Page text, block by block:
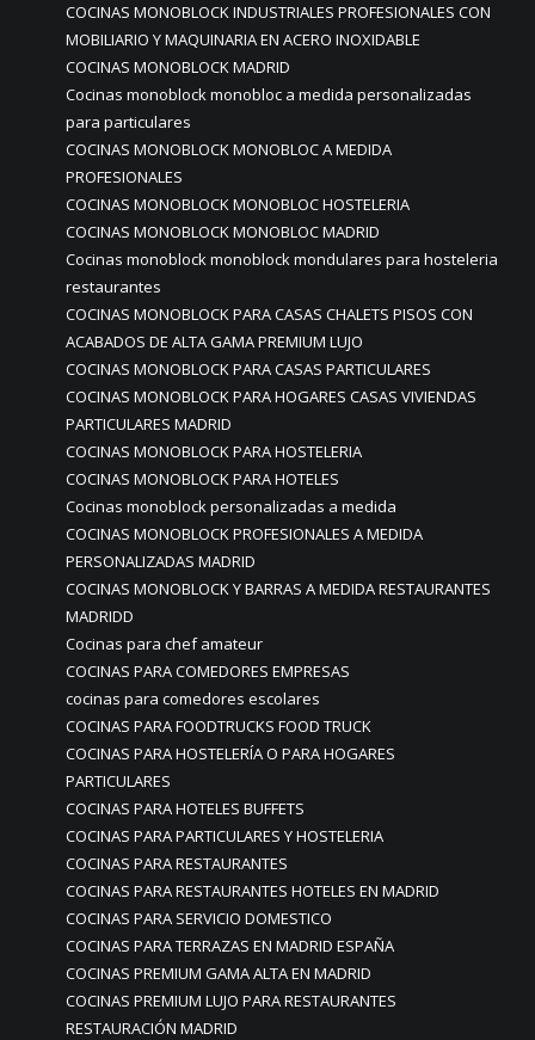
COCINAS MONOBLOCK INDUSTRIALES PROFESIONALES CON
MOBILIARIO Y MAQUINARIA EN ACERO INOXIDABLE
COCINAS MONOBLOCK MADRID
Cocinas monoblock monobloc a medida personalizadas
para particulares
COCINAS MONOBLOCK MONOBLOC A MEDIDA
PROFESIONALES
COCINAS MONOBLOCK MONOBLOC HOSTELERIA
COCINAS MONOBLOCK MONOBLOC MADRID
Cocinas monoblock monoblock mondulares para hosteleria
restaurantes
COCINAS MONOBLOCK PARA CASAS CHALETS PISOS CON
ACABADOS DE ALTA GAMA PREMIUM LUJO
COCINAS MONOBLOCK PARA CASAS PARTICULARES
COCINAS MONOBLOCK PARA HOGARES CASAS VIVIENDAS
PARTICULARES MADRID
COCINAS MONOBLOCK PARA HOSTELERIA
COCINAS MONOBLOCK PARA HOTELES
Cocinas monoblock personalizadas a medida
COCINAS MONOBLOCK PROFESIONALES A MEDIDA
PERSONALIZADAS MADRID
COCINAS MONOBLOCK Y BARRAS A MEDIDA RESTAURANTES
MADRIDD
Cocinas para chef amateur
COCINAS PARA COMEDORES EMPRESAS
cocinas para comedores escolares
COCINAS PARA FOODTRUCKS FOOD TRUCK
COCINAS PARA HOSTELERÍA O PARA HOGARES
PARTICULARES
COCINAS PARA HOTELES BUFFETS
COCINAS PARA PARTICULARES Y HOSTELERIA
COCINAS PARA RESTAURANTES
COCINAS PARA RESTAURANTES HOTELES EN MADRID
COCINAS PARA SERVICIO DOMESTICO
COCINAS PARA TERRAZAS EN MADRID ESPAÑA
COCINAS PREMIUM GAMA ALTA EN MADRID
COCINAS PREMIUM LUJO PARA RESTAURANTES
RESTAURACIÓN MADRID